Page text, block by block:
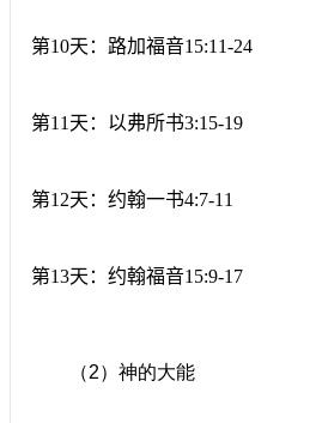
第10天：路加福音15:11-24
第11 天：以弗所书3:15-19
第12天：约翰一书4:7-11
第13天：约翰福音15:9-17
（2）神的大能